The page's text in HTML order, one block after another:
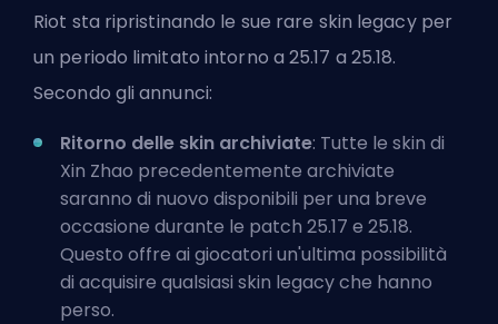
Riot sta ripristinando le sue rare skin legacy per
un periodo limitato intorno a 25.17 a 25.18.
Secondo gli annunci:
Ritorno delle skin archiviate: Tutte le skin di
Xin Zhao precedentemente archiviate
saranno di nuovo disponibili per una breve
occasione durante le patch 25.17 e 25.18.
Questo offre ai giocatori un'ultima possibilità
di acquisire qualsiasi skin legacy che hanno
perso.